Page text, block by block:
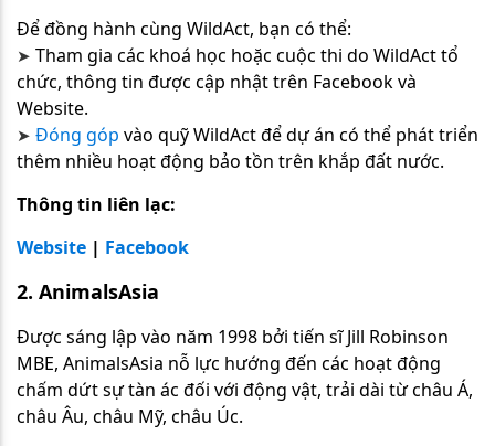
Để đồng hành cùng WildAct, bạn có thể:
➤ Tham gia các khoá học hoặc cuộc thi do WildAct tổ
chức, thông tin được cập nhật trên Facebook và
Website.
➤ Đóng góp vào quỹ WildAct để dự án có thể phát triển
thêm nhiều hoạt động bảo tồn trên khắp đất nước.
Thông tin liên lạc:
Website | Facebook
2. AnimalsAsia
Được sáng lập vào năm 1998 bởi tiến sĩ Jill Robinson
MBE, AnimalsAsia nỗ lực hướng đến các hoạt động
chấm dứt sự tàn ác đối với động vật, trải dài từ châu Á,
châu Âu, châu Mỹ, châu Úc.